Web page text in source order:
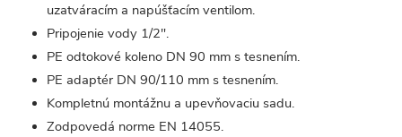
uzatváracím a napúšťacím ventilom.
Pripojenie vody 1/2".
PE odtokové koleno DN 90 mm s tesnením.
PE adaptér DN 90/110 mm s tesnením.
Kompletnú montážnu a upevňovaciu sadu.
Zodpovedá norme EN 14055.